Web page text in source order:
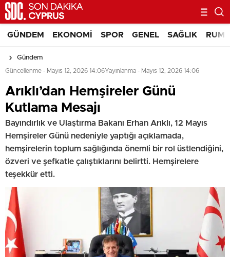
GÜNDEM EKONOMI SPOR GENEL SAĞLIK RUM
Gündem
Güncellenme - Mayıs 12, 2026 14:06Yayınlanma - Mayıs 12, 2026 14:06
Arıklı’dan Hemşireler Günü
Kutlama Mesajı
Bayındırlık ve Ulaştırma Bakanı Erhan Arıklı, 12 Mayıs
Hemşireler Günü nedeniyle yaptığı açıklamada,
hemşirelerin toplum sağlığında önemli bir rol üstlendiğini,
özveri ve şefkatle çalıştıklarını belirtti. Hemşirelere
teşekkür etti.